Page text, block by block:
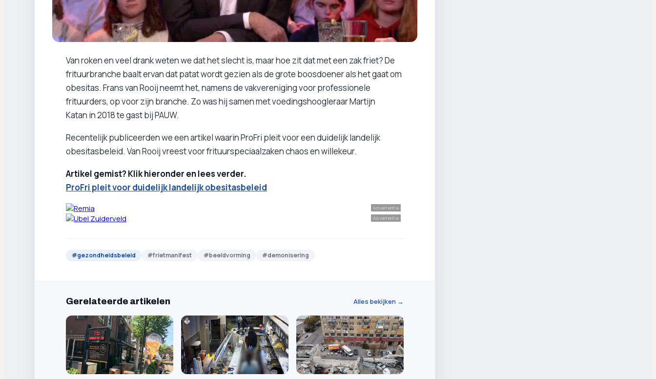
Van roken en veel drank weten we dat het slecht is, maar hoe zit dat met een zak friet? De
frituurbranche baalt ervan dat patat wordt gezien als de grote boosdoener als het gaat om
obesitas. Frans van Rooij neemt het, namens de vakvereniging voor professionele
frituurders, op voor zijn branche. Zo was hij samen met voedingshoogleraar Martijn
Katan in 2018 te gast bij PAUW.
Recentelijk publiceerden we een artikel waarin ProFri pleit voor een duidelijk landelijk
obesitasbeleid. Van Rooij vreest voor frituurspeciaalzaken chaos en willekeur.
Artikel gemist? Klik hieronder en lees verder.
ProFri pleit voor duidelijk landelijk obesitasbeleid
Advertentie
Advertentie
#gezondheidsbeleid #frietmanifest #beeldvorming #demonisering
Gerelateerde artikelen Alles bekijken →